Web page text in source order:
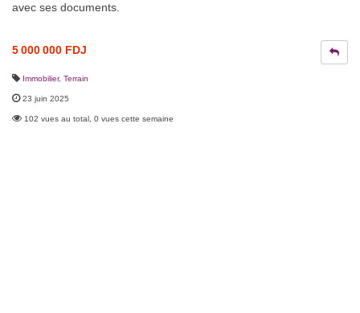
avec ses documents.
5 000 000 FDJ
Immobilier, Terrain
23 juin 2025
102 vues au total, 0 vues cette semaine